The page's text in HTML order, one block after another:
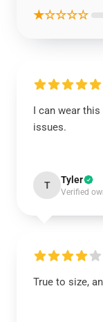
★☆☆☆☆
I can wear
issues.
T Tyler
Verified
True to size,